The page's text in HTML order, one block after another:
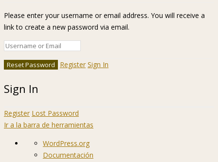
Please enter your username or email address. You will receive a
link to create a new password via email.
Register Sign In
Sign In
Register Lost Password
Ir a la barra de herramientas
AcercaWordPress.org
Documentación